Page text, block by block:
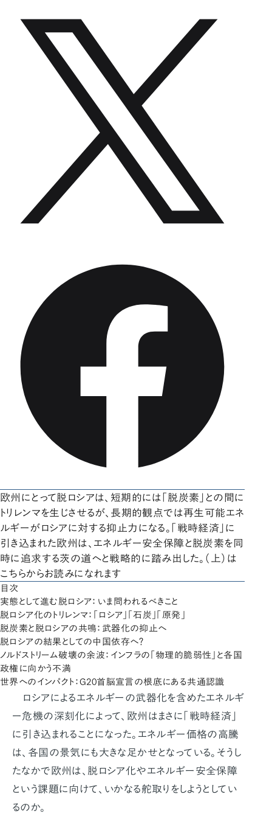
欧州にとって脱ロシアは、短期的には「脱炭素」との間に
トリレンマを生じさせるが、長期的観点では再生可能エネ
ルギーがロシアに対する抑止力になる。「戦時経済」に
引き込まれた欧州は、エネルギー安全保障と脱炭素を同
時に追求する茨の道へと戦略的に踏み出した。（上）は
こちらからお読みになれます
目次
実態として進む脱ロシア：いま問われるべきこと
脱ロシア化のトリレンマ：「ロシア」「石炭」「原発」
脱炭素と脱ロシアの共鳴：武器化の抑止へ
脱ロシアの結果としての中国依存へ？
ノルドストリーム破壊の余波：インフラの「物理的脆弱性」と各国
政権に向かう不満
世界へのインパクト：G20首脳宣言の根底にある共通認識
ロシアによるエネルギーの武器化を含めたエネルギ
ー危機の深刻化によって、欧州はまさに「戦時経済」
に引き込まれることになった。エネルギー価格の高騰
は、各国の景気にも大きな足かせとなっている。そうし
たなかで欧州は、脱ロシア化やエネルギー安全保障
という課題に向けて、いかなる舵取りをしようとしてい
るのか。